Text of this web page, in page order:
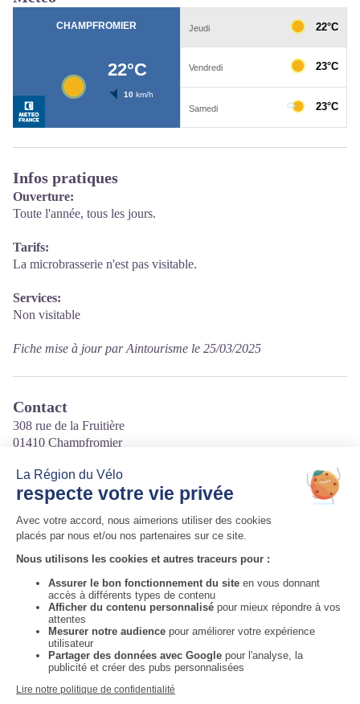
Infos pratiques
Ouverture:
Toute l'année, tous les jours.
Tarifs:
La microbrasserie n'est pas visitable.
Services:
Non visitable
Fiche mise à jour par Aintourisme le 25/03/2025
Contact
308 rue de la Fruitière
01410 Champfromier
Courriel:
lagorgee.devalserine@gmail.com
Site internet:
https://www.lagorgeedevalserine.fr/
Auvergne-Rhône-Alpes Tourisme